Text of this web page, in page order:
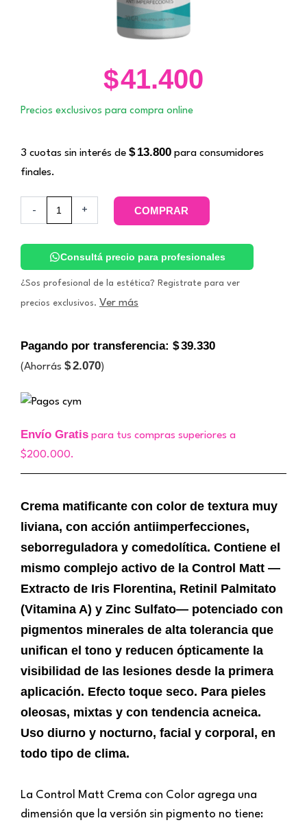
$41.400
Precios exclusivos para compra online
3 cuotas sin interés de $ 13.800 para consumidores
finales.
-
Control
Matt
con
Zine
cantidad
+ COMPRAR
Consultá precio para profesionales
¿Sos profesional de la estética? Registrate para ver
precios exclusivos. Ver más
Pagando por transferencia: $39.330
(Ahorrás $2.070)
Envío Gratis para tus compras superiores a
$200.000.
Crema matificante con color de textura muy
liviana, con acción antiimperfecciones,
seborreguladora y comedolítica. Contiene el
mismo complejo activo de la Control Matt —
Extracto de Iris Florentina, Retinil Palmitato
(Vitamina A) y Zinc Sulfato— potenciado con
pigmentos minerales de alta tolerancia que
unifican el tono y reducen ópticamente la
visibilidad de las lesiones desde la primera
aplicación. Efecto toque seco. Para pieles
oleosas, mixtas y con tendencia acneica.
Uso diurno y nocturno, facial y corporal, en
todo tipo de clima.
La Control Matt Crema con Color agrega una
dimensión que la versión sin pigmento no tiene: